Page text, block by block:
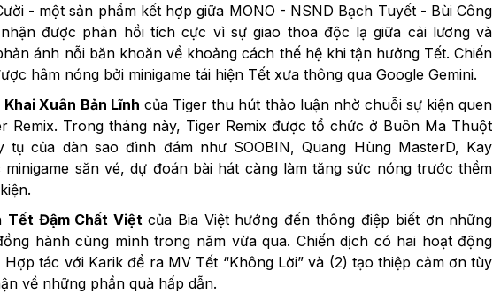
- một sản phẩm kết hợp giữa MONO - NSND Bạch Tuyết - Bùi Công
được phản hồi tích cực vì sự giao thoa độc lạ giữa cải lương và
ánh nỗi băn khoăn về khoảng cách thế hệ khi tận hưởng Tết. Chiến
hâm nóng bởi minigame tái hiện Tết xưa thông qua Google Gemini.
Khai Xuân Bản Lĩnh của Tiger thu hút thảo luận nhờ chuỗi sự kiện quen
Remix. Trong tháng này, Tiger Remix được tổ chức ở Buôn Ma Thuột
tụ của dàn sao đình đám như SOOBIN, Quang Hùng MasterD, Kay
minigame săn vé, dự đoán bài hát càng làm tăng sức nóng trước thềm
Tết Đậm Chất Việt của Bia Việt hướng đến thông điệp biết ơn những
hành cùng mình trong năm vừa qua. Chiến dịch có hai hoạt động
Hợp tác với Karik để ra MV Tết “Không Lời” và (2) tạo thiệp cảm ơn tùy
về những phần quà hấp dẫn.